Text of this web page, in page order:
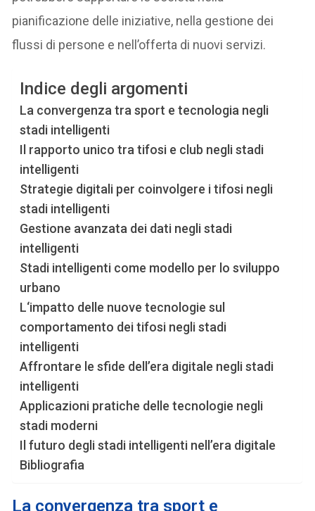
pianificazione delle iniziative, nella gestione dei
flussi di persone e nell’offerta di nuovi servizi.
Indice degli argomenti
La convergenza tra sport e tecnologia negli
stadi intelligenti
Il rapporto unico tra tifosi e club negli stadi
intelligenti
Strategie digitali per coinvolgere i tifosi negli
stadi intelligenti
Gestione avanzata dei dati negli stadi
intelligenti
Stadi intelligenti come modello per lo sviluppo
urbano
L‘impatto delle nuove tecnologie sul
comportamento dei tifosi negli stadi
intelligenti
Affrontare le sfide dell’era digitale negli stadi
intelligenti
Applicazioni pratiche delle tecnologie negli
stadi moderni
Il futuro degli stadi intelligenti nell’era digitale
Bibliografia
La convergenza tra sport e